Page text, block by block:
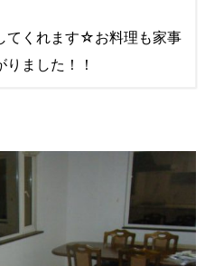
てくれます☆お料理も家事
ました！！